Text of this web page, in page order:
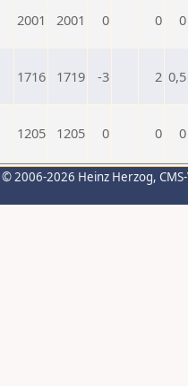
2001 2001 0 0 0
1716 1719 -3 2 0,5
1205 1205 0 0 0
© 2006-2026 Heinz Herzog,